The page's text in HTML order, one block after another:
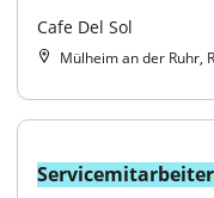
Cafe Del Sol
Mülheim an der Ruhr,
Servicemitarbeiter